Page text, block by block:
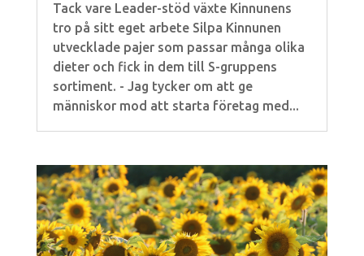
Tack vare Leader-stöd växte Kinnunens
tro på sitt eget arbete Silpa Kinnunen
utvecklade pajer som passar många olika
dieter och fick in dem till S-gruppens
sortiment. - Jag tycker om att ge
människor mod att starta företag med...